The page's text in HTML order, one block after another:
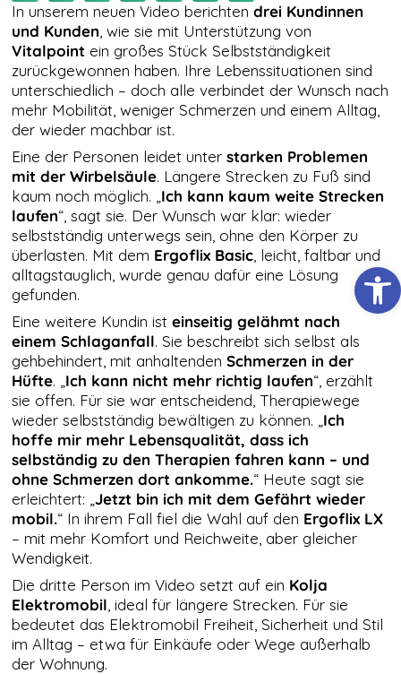
In unserem neuen Video berichtendrei Kundinnen
und Kunden , wie sie mit Unterstützung von
Vitalpoint ein großes Stück Selbstständigkeit
zurückgewonnen haben. Ihre Lebenssituationen sind
unterschiedlich – doch alle verbindet der Wunsch nach
mehr Mobilität, weniger Schmerzen und einem Alltag,
der wieder machbar ist.
Eine der Personen leidet unterstarken Problemen
mit der Wirbelsäule. Längere Strecken zu Fuß sind
kaum noch möglich. „ Ich kann kaum weite Strecken
laufen“, sagt sie. Der Wunsch war klar: wieder
selbstständig unterwegs sein, ohne den Körper zu
überlasten. Mit dem Ergoflix Basic , leicht, faltbar und
alltagstauglich, wurde genau dafür eine Lösung
gefunden.
Eine weitere Kundin isteinseitig gelähmt nach
einem Schlaganfall. Sie beschreibt sich selbst als
gehbehindert, mit anhaltendenSchmerzen in der
Hüfte. „ Ich kann nicht mehr richtig laufen“, erzählt
sie offen. Für sie war entscheidend, Therapiewege
wieder selbstständig bewältigen zu können. „ Ich
hoffe mir mehr Lebensqualität, dass ich
selbständig zu den Therapien fahren kann – und
ohne Schmerzen dort ankomme.“ Heute sagt sie
erleichtert: „Jetzt bin ich mit dem Gefährt wieder
mobil.“ In ihrem Fall fiel die Wahl auf den Ergoflix LX
– mit mehr Komfort und Reichweite, aber gleicher
Wendigkeit.
Die dritte Person im Video setzt auf ein Kolja
Elektromobil , ideal für längere Strecken. Für sie
bedeutet das Elektromobil Freiheit, Sicherheit und Stil
im Alltag – etwa für Einkäufe oder Wege außerhalb
der Wohnung.
NOTWENDIGE
COOKIES
Diese Cookies
sind nicht
optional. Es
werden
standardmäßig
nur solche
Cookies
gesetzt, die für
den Betrieb der
Webseite
zwingend
erforderlich
sind und somit
dem
berechtigten
Interesse
gemäß Art. 6
Abs. 1 S. 1 lit. f)
DSGVO
entsprechen.
STATISTIKEN
Damit wir die
Funktionalität
und die
Struktur der
Website
verbessern
können,
basierend auf
der Nutzung
der Website
verwenden